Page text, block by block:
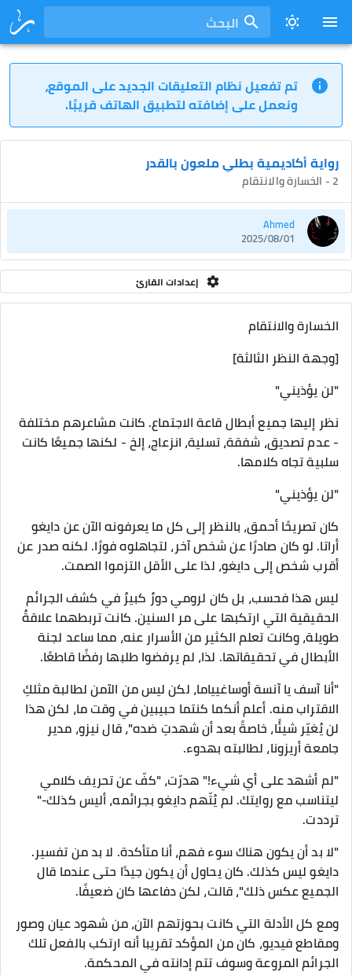
البحث
تم تفعيل نظام التعليقات الجديد على الموقع،
ونعمل على إضافته لتطبيق الهاتف قريبًا.
رواية أكاديمية بطلي ملعون بالقدر
2 - الخسارة والانتقام
Ahmed
2025/08/01
إعدادات القارئ
الخسارة والانتقام
[وجهة النظر الثالثة]
"لن يؤذيني"
نظر إليها جميع أبطال قاعة الاجتماع. كانت مشاعرهم مختلفة
- عدم تصديق، شفقة، تسلية، انزعاج، إلخ - لكنها جميعًا كانت
سلبية تجاه كلامها.
"لن يؤذيني"
كان تصريحًا أحمق، بالنظر إلى كل ما يعرفونه الآن عن دايغو
أراتا. لو كان صادرًا عن شخص آخر، لتجاهلوه فورًا. لكنه صدر عن
أقرب شخص إلى دايغو، لذا على الأقل التزموا الصمت.
ليس هذا فحسب، بل كان لرومي دورٌ كبيرٌ في كشف الجرائم
الحقيقية التي ارتكبها على مر السنين. كانت تربطهما علاقةٌ
طويلة، وكانت تعلم الكثير من الأسرار عنه، مما ساعد لجنة
الأبطال في تحقيقاتها. لذا، لم يرفضوا طلبها رفضًا قاطعًا.
"أنا آسف يا آنسة أوساغيياما، لكن ليس من الآمن لطالبة مثلكِ
الاقتراب منه. أعلم أنكما كنتما حبيبين في وقت ما، لكن هذا
لن يُغيّر شيئًا، خاصةً بعد أن شهدتِ ضده"، قال نيزو، مدير
جامعة أريزونا، لطالبته بهدوء.
"لم أشهد على أي شيء!" هدرّت، "كفّ عن تحريف كلامي
ليتناسب مع روايتك. لم يُتّهم دايغو بجرائمه، أليس كذلك-"
ترددت.
"لا بد أن يكون هناك سوء فهم، أنا متأكدة. لا بد من تفسير.
دايغو ليس كذلك. كان يحاول أن يكون جيدًا حتى عندما قال
الجميع عكس ذلك"، قالت، لكن دفاعها كان ضعيفًا.
ومع كل الأدلة التي كانت بحوزتهم الآن، من شهود عيان وصور
ومقاطع فيديو، كان من المؤكد تقريبا أنه ارتكب بالفعل تلك
الجرائم المروعة وسوف تتم إدانته في المحكمة.